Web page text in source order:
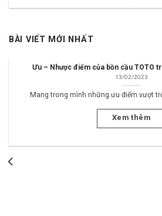
BÀI VIẾT MỚI NHẤT
Ưu – Nhược điểm của bồn cầu TOTO
13/02/2023
Mang trong mình những ưu điểm vượt
Xem thêm